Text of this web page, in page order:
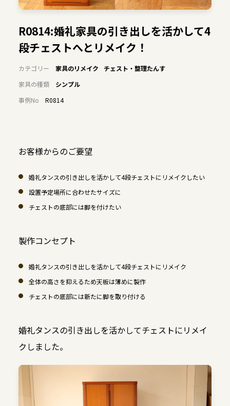
R0814:婚礼家具の引き出しを活かして4
段チェストへとリメイク！
カテゴリー 家具のリメイク
チェスト・整理たんす
家具の種類
シンプル
事例No
R0814
お客様からのご要望
婚礼タンスの引き出しを活かして4段チェストにリメイクしたい
設置予定場所に合わせたサイズに
チェストの底部には脚を付けたい
製作コンセプト
婚礼タンスの引き出しを活かして4段チェストにリメイク
全体の高さを抑えるため天板は薄めに製作
チェストの底部には新たに脚を取り付ける
婚礼タンスの引き出しを活かしてチェストにリメイ
クしました。